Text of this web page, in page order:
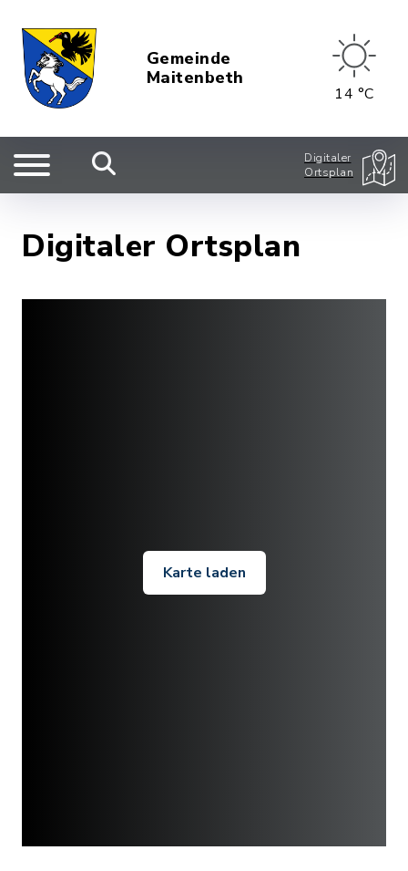
Gemeinde
Maitenbeth
14 °C
Digitaler
Ortsplan
Digitaler Ortsplan
Karte laden